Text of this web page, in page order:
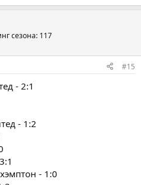
сезона: 117
#15
- 2:1
- 1:2
- 1:0